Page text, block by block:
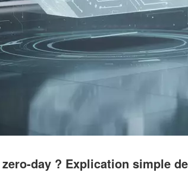
zero-day ? Explication simple